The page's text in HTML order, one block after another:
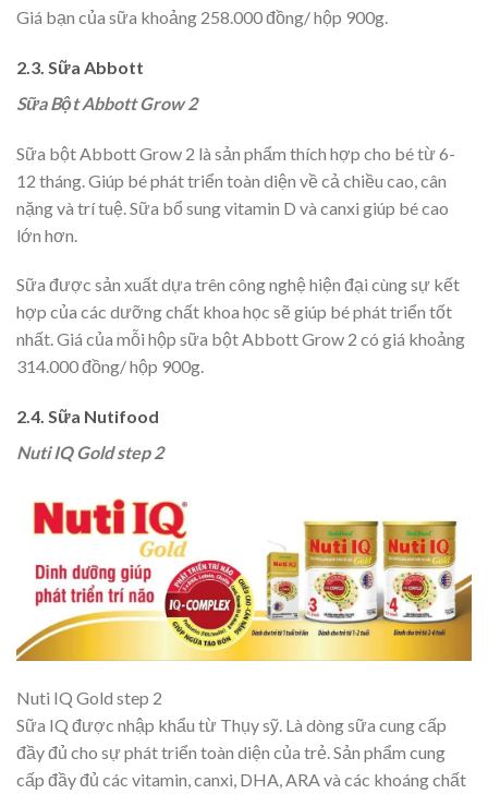
Giá bạn của sữa khoảng 258.000 đồng/ hộp 900g.
2.3. Sữa Abbott
Sữa Bột Abbott Grow 2
Sữa bột Abbott Grow 2 là sản phẩm thích hợp cho bé từ 6-
12 tháng. Giúp bé phát triển toàn diện về cả chiều cao, cân
nặng và trí tuệ. Sữa bổ sung vitamin D và canxi giúp bé cao
lớn hơn.
Sữa được sản xuất dựa trên công nghệ hiện đại cùng sự kết
hợp của các dưỡng chất khoa học sẽ giúp bé phát triển tốt
nhất. Giá của mỗi hộp sữa bột Abbott Grow 2 có giá khoảng
314.000 đồng/ hộp 900g.
2.4. Sữa Nutifood
Nuti IQ Gold step 2
Nuti IQ Gold step 2
Sữa IQ được nhập khẩu từ Thụy sỹ. Là dòng sữa cung cấp
đầy đủ cho sự phát triển toàn diện của trẻ. Sản phẩm cung
cấp đầy đủ các vitamin, canxi, DHA, ARA và các khoáng chất